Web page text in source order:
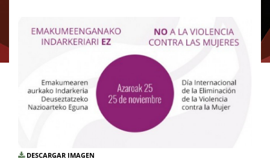
DESCARGAR IMAGEN